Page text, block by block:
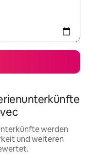
werden
und weiteren